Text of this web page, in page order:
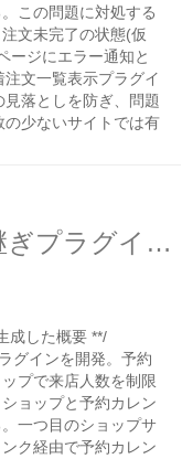
この問題に対処する
文未完了の状態(仮
ージにエラー通知と
文一覧表示プラグイ
落としを防ぎ、問題
少ないサイトでは有
SOY Shopで顧客情報引継ぎプラグインを作成しました
成した概要 **/
グインを開発。予約
プで来店人数を制限
ョップと予約カレン
一つ目のショップサ
ク経由で予約カレン